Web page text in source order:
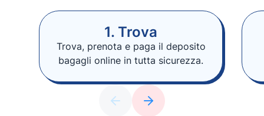
1. Trova
Trova, prenota e paga il deposito
bagagli online in tutta sicurezza.